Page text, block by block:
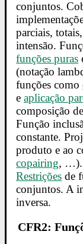
conjuntos.
parciais,
intensão.
funções puras
(notação
funções como
eaplicação
composição
Função
constante.
produto e ao
copairing, …).
Restrições de
conjuntos. A
inversa.
CFR2: